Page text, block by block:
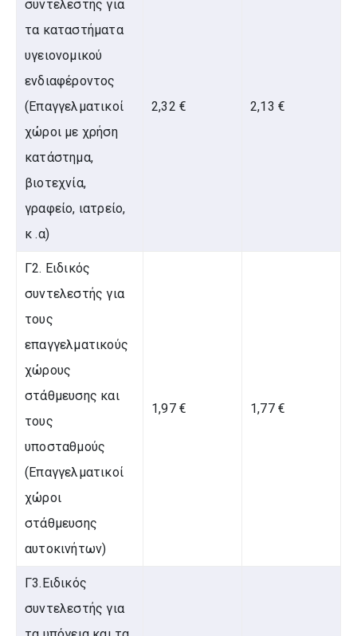
συντελεστής για
τα καταστήματα
υγειονομικού
ενδιαφέροντος
(Επαγγελματικοί
χώροι με χρήση
κατάστημα,
βιοτεχνία,
γραφείο, ιατρείο,
κ .α)
2,32 € 2,13 €
Γ2. Ειδικός
συντελεστής για
τους
επαγγελματικούς
χώρους
στάθμευσης και
τους
υποσταθμούς
(Επαγγελματικοί
χώροι
στάθμευσης
αυτοκινήτων)
1,97 € 1,77 €
Γ3.Ειδικός
συντελεστής για